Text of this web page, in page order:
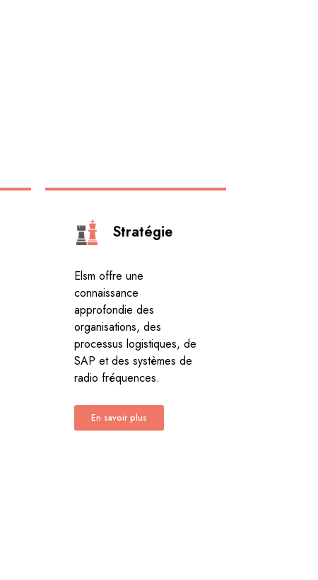
Stratégie
Elsm offre une
connaissance
approfondie des
organisations, des
processus logistiques, de
SAP et des systèmes de
radio fréquences.
En savoir plus